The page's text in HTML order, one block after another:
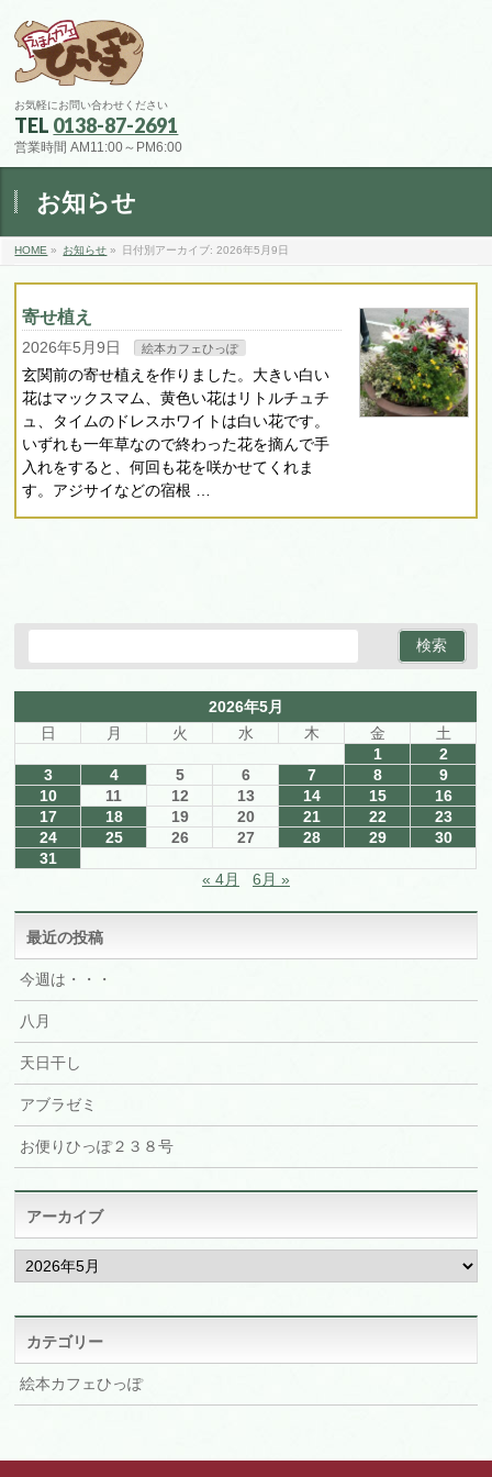
お気軽にお問い合わせください
TEL 0138-87-2691
営業時間 AM11:00～PM6:00
お知らせ
HOME » お知らせ » 日付別アーカイブ: 2026年5月9日
寄せ植え
2026年5月9日 絵本カフェひっぽ
玄関前の寄せ植えを作りました。大きい白い
花はマックスマム、黄色い花はリトルチュチ
ュ、タイムのドレスホワイトは白い花です。
いずれも一年草なので終わった花を摘んで手
入れをすると、何回も花を咲かせてくれま
す。アジサイなどの宿根 …
2026年5月
日
月 火 水 木 金
土
1
2
3
4 5 6 7 8
9
10
11 12 13 14 15
16
17
18 19 20 21 22
23
24
25 26 27 28 29
30
31
« 4月
6月 »
最近の投稿
今週は・・・
八月
天日干し
アブラゼミ
お便りひっぽ２３８号
アーカイブ
ア
ー
カ
カテゴリー
絵本カフェひっぽ